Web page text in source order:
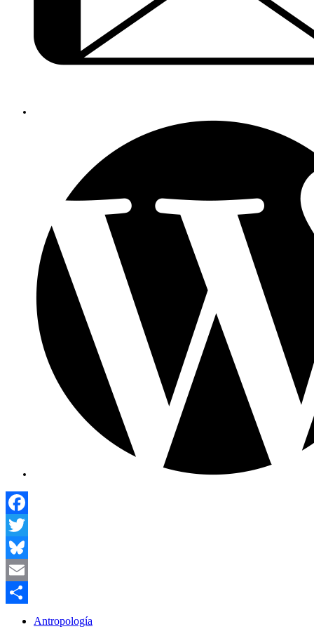
Facebook
Twitter
Bluesky
Email
Compartir
Antropología